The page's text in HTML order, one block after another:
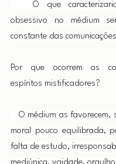
O que caracterizaria
obsessivo no médium
constante das
Por que ocorrem as
espíritos mistificadores?
O médium as favorecem,
moral pouco equilibrada,
falta de estudo,